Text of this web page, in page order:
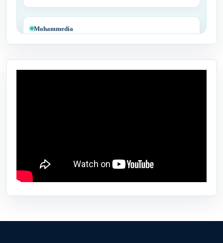
Mohammedia
Tit Mellil
Ben Ahmed